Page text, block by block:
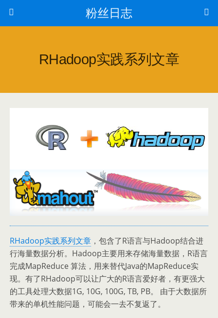
粉丝日志
RHadoop实践系列文章
RHadoop实践系列文章 ，包含了R语言与Hadoop结合进
行海量数据分析。Hadoop主要用来存储海量数据，R语言
完成MapReduce 算法，用来替代Java的MapReduce实
现。有了RHadoop可以让广大的R语言爱好者，有更强大
的工具处理大数据1G, 10G, 100G, TB, PB。 由于大数据所
带来的单机性能问题，可能会一去不复返了。